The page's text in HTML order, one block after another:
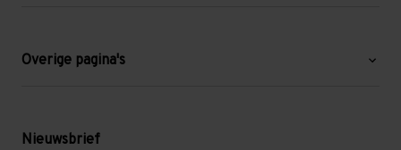
Blog
Levering en afhalen
Overige pagina's
Mezzanine
Nieuwsbrief